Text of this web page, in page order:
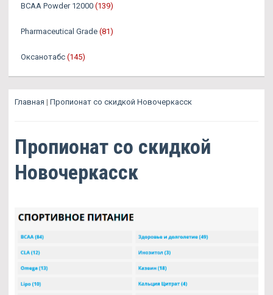
BCAA Powder 12000 (139)
Pharmaceutical Grade (81)
Оксанотабс (145)
Главная | Пропионат со скидкой Новочеркасск
Пропионат со скидкой
Новочеркасск